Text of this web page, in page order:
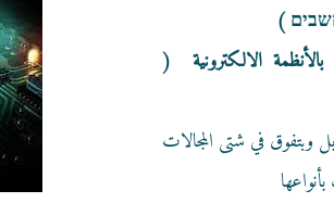
)
الالكترونية (
وبتفوق في شتى المجالات